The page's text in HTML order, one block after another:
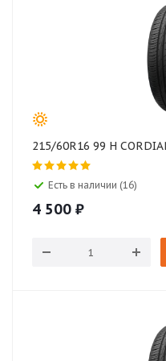
Есть в наличии (16)
4 500 ₽